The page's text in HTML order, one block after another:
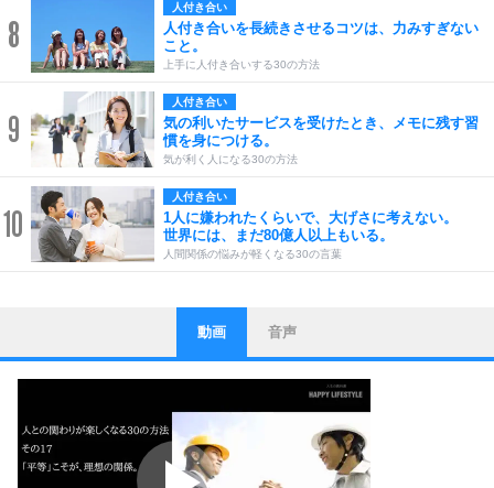
8
人付き合い
人付き合いを長続きさせるコツは、力みすぎない
こと。
上手に人付き合いする30の方法
9
人付き合い
気の利いたサービスを受けたとき、メモに残す習
慣を身につける。
気が利く人になる30の方法
10
人付き合い
1人に嫌われたくらいで、大げさに考えない。
世界には、まだ80億人以上もいる。
人間関係の悩みが軽くなる30の言葉
1
ストレス対策
他人と比べない。
いっそのこと、他人を見ない。
いらいらしない人になる30の方法
プラス思考
ポジティブになれない原因は、行動しないから。
ポジティブ思考になる30の方法
動画 音声